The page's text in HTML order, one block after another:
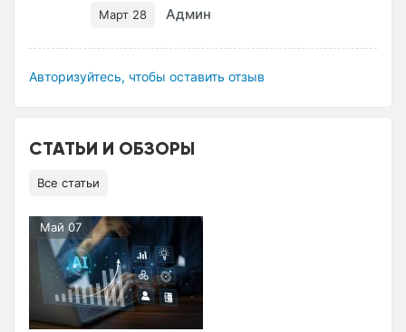
Март 28 Админ
Авторизуйтесь, чтобы оставить отзыв
СТАТЬИ И ОБЗОРЫ
Все статьи
Май 07